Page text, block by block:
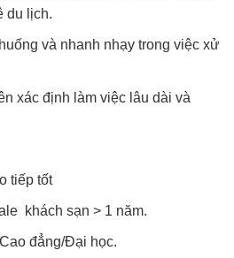
du lịch.
và nhanh nhạy trong việc xử
xác định làm việc lâu dài và
tiếp tốt
khách sạn > 1 năm.
đẳng/Đại học.